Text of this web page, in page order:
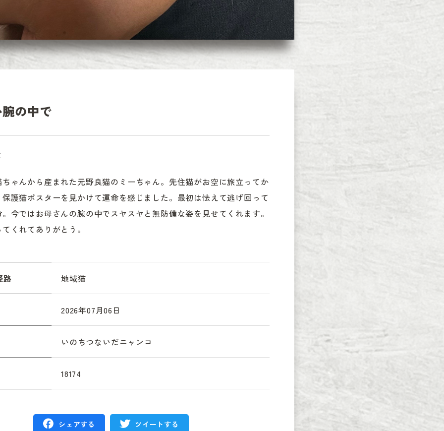
の中で
ゃんから産まれた元野良猫のミーちゃん。先住猫がお空に旅立ってか
護猫ポスターを見かけて運命を感じました。最初は怯えて逃げ回って
今ではお母さんの腕の中でスヤスヤと無防備な姿を見せてくれます。
くれてありがとう。
路 地域猫
2026年07月06日
いのちつないだニャンコ
18174
シェアする ツイートする